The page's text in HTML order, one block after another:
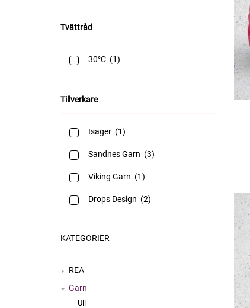
Tvättråd
30°C (1)
Tillverkare
Isager (1)
Sandnes Garn (3)
Viking Garn (1)
Drops Design (2)
KATEGORIER
REA
Garn
Ull